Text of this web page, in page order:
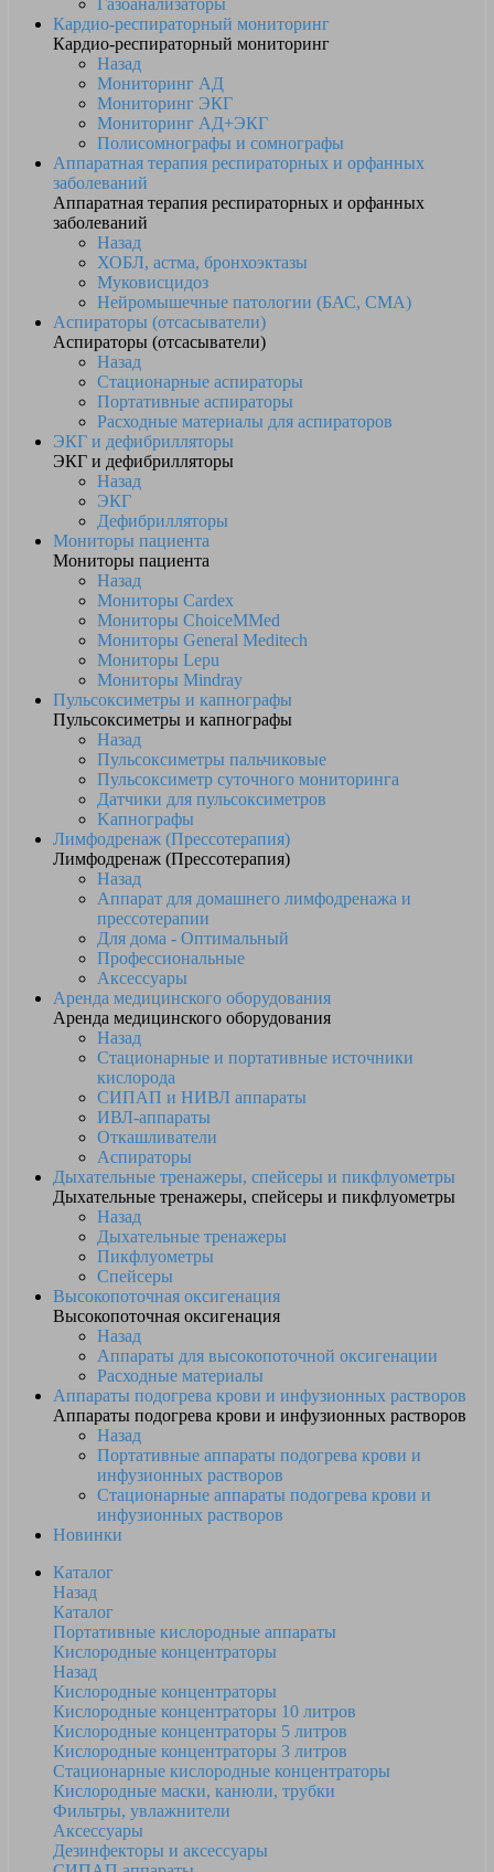
Газоанализаторы
Кардио-респираторный мониторинг
Кардио-респираторный мониторинг
Назад
Мониторинг АД
Мониторинг ЭКГ
Мониторинг АД+ЭКГ
Полисомнографы и сомнографы
Аппаратная терапия респираторных и орфанных
заболеваний
Аппаратная терапия респираторных и орфанных
заболеваний
Назад
ХОБЛ, астма, бронхоэктазы
Муковисцидоз
Нейромышечные патологии (БАС, СМА)
Аспираторы (отсасыватели)
Аспираторы (отсасыватели)
Назад
Стационарные аспираторы
Портативные аспираторы
Расходные материалы для аспираторов
ЭКГ и дефибрилляторы
ЭКГ и дефибрилляторы
Назад
ЭКГ
Дефибрилляторы
Мониторы пациента
Мониторы пациента
Назад
Мониторы Cardex
Мониторы ChoiceMMed
Мониторы General Meditech
Мониторы Lepu
Мониторы Mindray
Пульсоксиметры и капнографы
Пульсоксиметры и капнографы
Назад
Пульсоксиметры пальчиковые
Пульсоксиметр суточного мониторинга
Датчики для пульсоксиметров
Kапнографы
Лимфодренаж (Прессотерапия)
Лимфодренаж (Прессотерапия)
Назад
Аппарат для домашнего лимфодренажа и
прессотерапии
Для дома - Оптимальный
Профессиональные
Аксессуары
Аренда медицинского оборудования
Аренда медицинского оборудования
Назад
Стационарные и портативные источники
кислорода
СИПАП и НИВЛ аппараты
ИВЛ-аппараты
Откашливатели
Аспираторы
Дыхательные тренажеры, спейсеры и пикфлуометры
Дыхательные тренажеры, спейсеры и пикфлуометры
Назад
Дыхательные тренажеры
Пикфлуометры
Спейсеры
Высокопоточная оксигенация
Высокопоточная оксигенация
Назад
Аппараты для высокопоточной оксигенации
Расходные материалы
Аппараты подогрева крови и инфузионных растворов
Аппараты подогрева крови и инфузионных растворов
Назад
Портативные аппараты подогрева крови и
инфузионных растворов
Стационарные аппараты подогрева крови и
инфузионных растворов
Новинки
Каталог
Назад
Каталог
Портативные кислородные аппараты
Кислородные концентраторы
Назад
Кислородные концентраторы
Кислородные концентраторы 10 литров
Кислородные концентраторы 5 литров
Кислородные концентраторы 3 литров
Стационарные кислородные концентраторы
Кислородные маски, канюли, трубки
Фильтры, увлажнители
Аксессуары
Дезинфекторы и аксессуары